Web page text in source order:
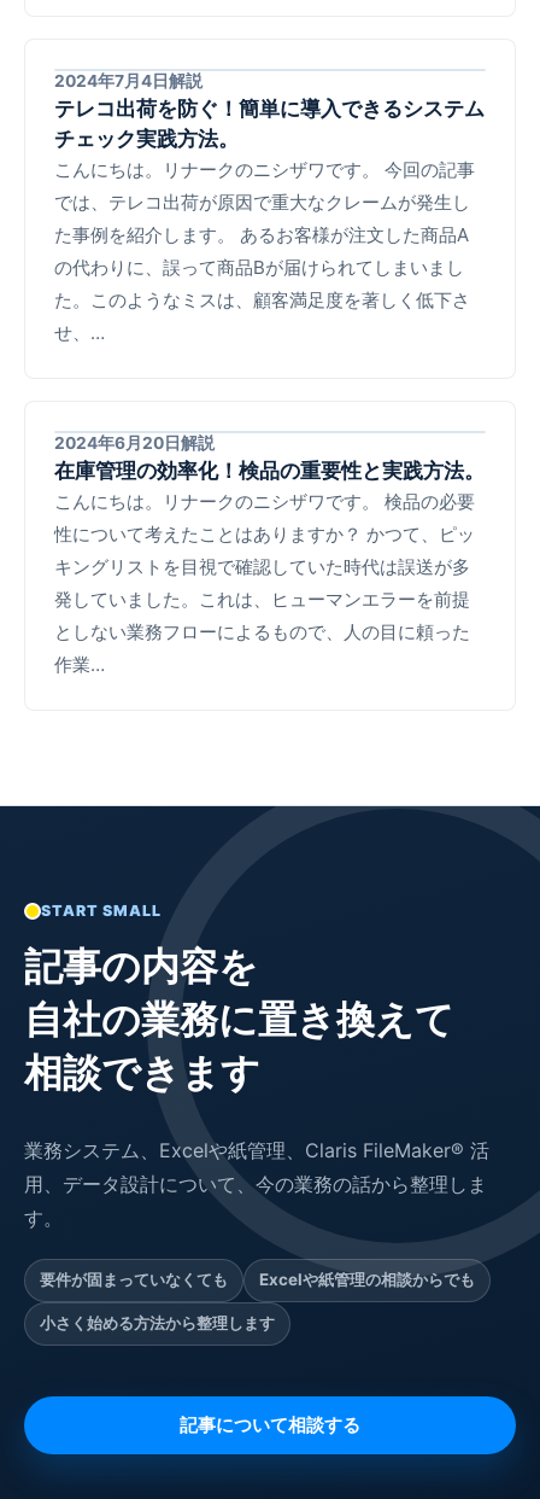
2024年7月4日解説
テレコ出荷を防ぐ！簡単に導入できるシステム
チェック実践方法。
こんにちは。リナークのニシザワです。 今回の記事
では、テレコ出荷が原因で重大なクレームが発生し
た事例を紹介します。 あるお客様が注文した商品A
の代わりに、誤って商品Bが届けられてしまいまし
た。このようなミスは、顧客満足度を著しく低下さ
せ、…
2024年6月20日解説
在庫管理の効率化！検品の重要性と実践方法。
こんにちは。リナークのニシザワです。 検品の必要
性について考えたことはありますか？ かつて、ピッ
キングリストを目視で確認していた時代は誤送が多
発していました。これは、ヒューマンエラーを前提
としない業務フローによるもので、人の目に頼った
作業…
START SMALL
記事の内容を
自社の業務に置き換えて
相談できます
業務システム、Excelや紙管理、Claris FileMaker® 活
用、データ設計について、今の業務の話から整理しま
す。
要件が固まっていなくても Excelや紙管理の相談からでも
小さく始める方法から整理します
記事について相談する